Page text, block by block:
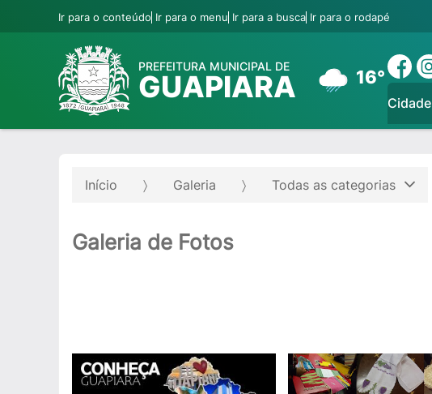
Ir para o conteúdo Ir para o menu Ir para a busca Ir para o rodapé
PREFEITURA MUNICIPAL DE
GUAPIARA 16°
Cidade
Início Galeria Todas as categorias
Galeria de Fotos